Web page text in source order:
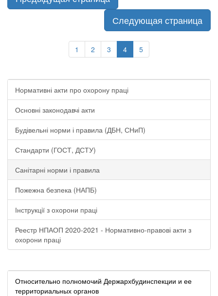
Следующая страница
1 2 3 4 5
Нормативні акти про охорону праці
Основні законодавчі акти
Будівельні норми і правила (ДБН, СНиП)
Стандарти (ГОСТ, ДСТУ)
Санітарні норми і правила
Пожежна безпека (НАПБ)
Інструкції з охорони праці
Реестр НПАОП 2020-2021 - Нормативно-правові акти з
охорони праці
Относительно полномочий Держархбудинспекции и ее
территориальных органов